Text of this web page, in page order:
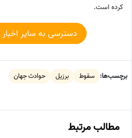
کرده است.
دسترسی به سایر
برچسب‌ها: سقوط برزیل
حوادث جهان
مطالب مرتبط